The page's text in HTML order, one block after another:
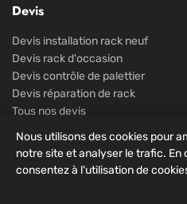
Devis
Devis installation rack neuf
Devis rack d'occasion
Devis contrôle de palettier
Devis réparation de rack
Tous nos devis
© 2026 Rack De Stockage. Tous
Nous utilisons des cookies pour
notre site et analyser le trafic.
consentez à l'utilisation de